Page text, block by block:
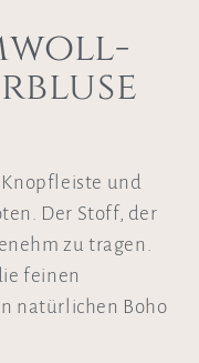
und
Der Stoff, der
zu tragen.
feinen
natürlichen Boho